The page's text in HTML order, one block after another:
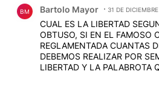
BM Bartolo Mayor 31 DE
CUAL ES LA LIBERTAD
OBTUSO, SI EN EL FAMOSO
REGLAMENTADA CUANTAS
DEBEMOS REALIZAR POR SEMANA , LO DE LA
LIBERTAD Y LA PALABROTA